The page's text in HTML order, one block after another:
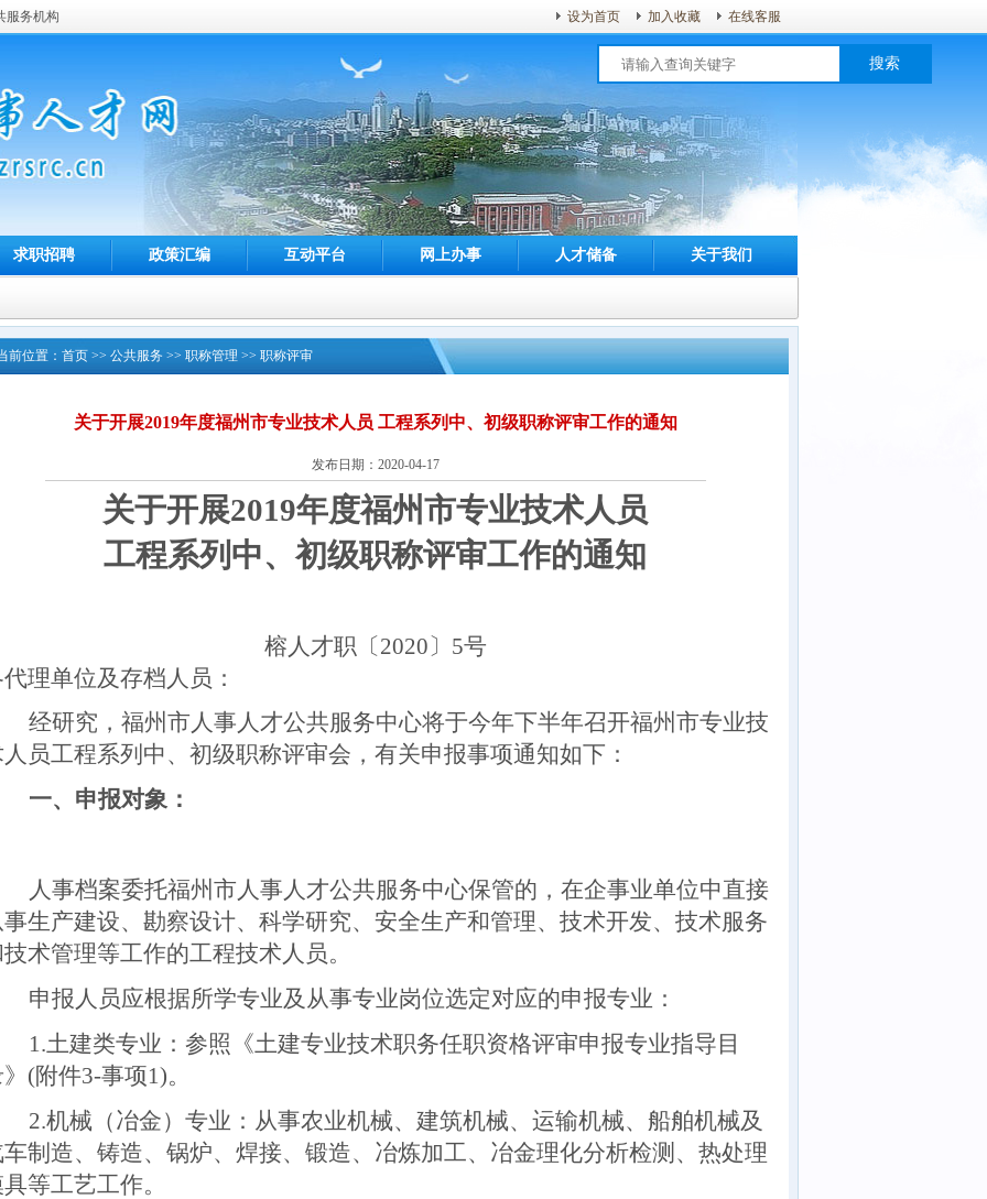
服务机构 设为首页 加入收藏 在线客服
搜索
求职招聘 政策汇编 互动平台 网上办事 人才储备 关于我们
前位置： 首页>> 公共服务>> 职称管理 >> 职称评审
关于开展2019年度福州市专业技术人员 工程系列中、初级职称评审工作的通知
发布日期：2020-04-17
关于开展2019年度福州市专业技术人员
工程系列中、初级职称评审工作的通知
榕人才职〔2020〕 5号
理单位及存档人员：
经研究， 福州市人事人才公共服务中心将于今年下半年召开福州市专业技
员工程系列中、初级职称评审会 ，有关申报事项通知如下：
一、 申报对象：
人事档案委托福州市人事人才公共服务中心保管的，在企事业单位中直接
生产建设、勘察设计、科学研究、安全生产和管理、技术开发、技术服务
技术管理等工作的工程技术人员。
申报人员应根据所学专业及从事专业岗位选定对应的申报专业：
1.土建类专业：参照《土建专业技术职务任职资格评审申报专业指导目
(附件3-事项1)。
2.机械（冶金）专业：从事农业机械、建筑机械、运输机械、船舶机械及
制造、铸造、锅炉、焊接、锻造、冶炼加工、冶金理化分析检测、热处理
等工艺工作。